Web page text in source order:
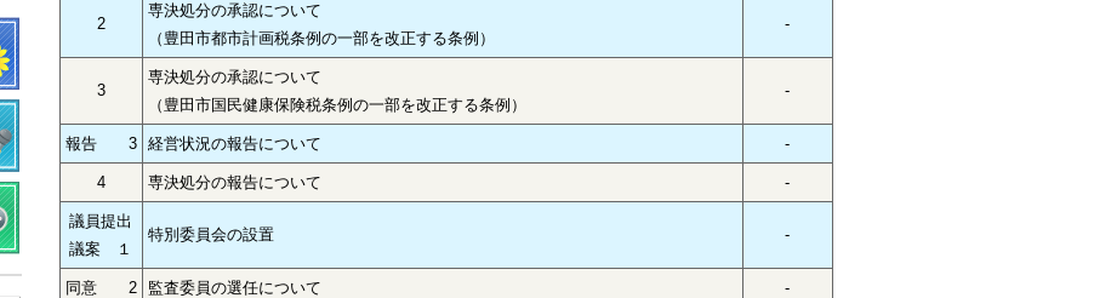
2
専決処分の承認について
（豊田市都市計画税条例の一部を改正する条例）
-
3
専決処分の承認について
（豊田市国民健康保険税条例の一部を改正する条例）
-
報告 3 経営状況の報告について -
4 専決処分の報告について -
議員提出
議案 １
特別委員会の設置 -
同意 2 監査委員の選任について -